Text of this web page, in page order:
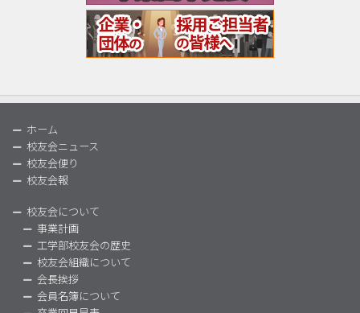
ホーム
校友会ニュース
校友会便り
校友会報
校友会について
事業計画
工学部校友会の歴史
校友会組織について
会長挨拶
会員名簿について